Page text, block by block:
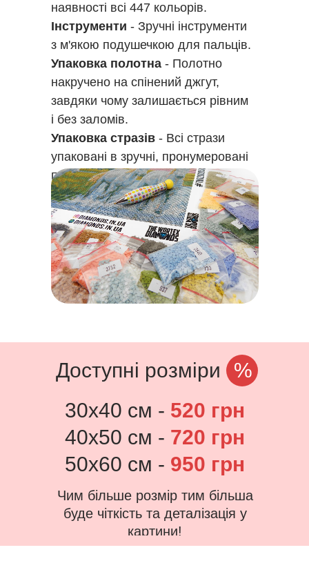
наявності всі 447 кольорів.
Інструменти - Зручні інструменти
з м'якою подушечкою для пальців.
Упаковка полотна - Полотно
накручено на спінений джгут,
завдяки чому залишається рівним
і без заломів.
Упаковка стразів - Всі стрази
упаковані в зручні, пронумеровані
пакетикиз замком Zip-Lock.
30х40 см - 520 грн
40х50 см - 720 грн
50х60 см - 950 грн
Чим більше розмір тим більша
буде чіткість та деталізація у
картини!
%
Доступні розміри